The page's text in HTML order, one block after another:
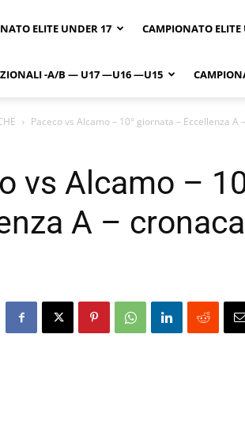
ELITE UNDER 17 CAMPIONATO ELITE
-A/B — U17 —U16 —U15
Paceco vs Alcamo – 10° giornata – Eccellenza A
vs Alcamo –
A –